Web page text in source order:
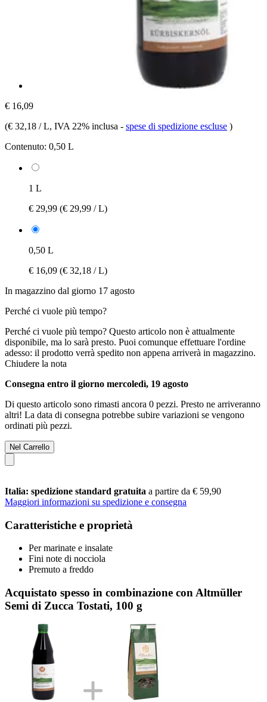
€ 16,09
(€ 32,18 / L, IVA 22% inclusa - spese di spedizione escluse )
Contenuto: 0,50 L
1 L
€ 29,99 (€ 29,99 / L)
0,50 L
€ 16,09 (€ 32,18 / L)
In magazzino dal giorno 17 agosto
Perché ci vuole più tempo?
Perché ci vuole più tempo? Questo articolo non è attualmente
disponibile, ma lo sarà presto. Puoi comunque effettuare l'ordine
adesso: il prodotto verrà spedito non appena arriverà in magazzino.
Chiudere la nota
Consegna entro il giorno mercoledì, 19 agosto
Di questo articolo sono rimasti ancora 0 pezzi. Presto ne arriveranno
altri! La data di consegna potrebbe subire variazioni se vengono
ordinati più pezzi.
Nel Carrello
Italia: spedizione standard gratuita a partire da € 59,90
Maggiori informazioni su spedizione e consegna
Caratteristiche e proprietà
Per marinate e insalate
Fini note di nocciola
Premuto a freddo
Acquistato spesso in combinazione con Altmüller
Semi di Zucca Tostati, 100 g